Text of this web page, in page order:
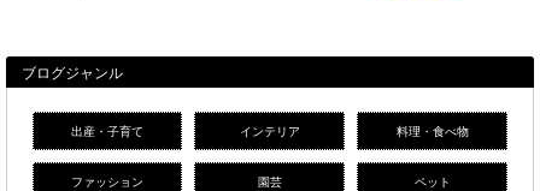
ブログジャンル
出産・子育て インテリア 料理・食べ物
ファッション 園芸 ペット